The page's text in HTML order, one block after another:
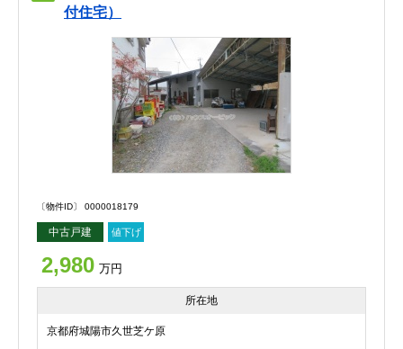
付住宅）
〔物件ID〕 0000018179
中古戸建 値下げ
2,980 万円
所在地
京都府城陽市久世芝ケ原